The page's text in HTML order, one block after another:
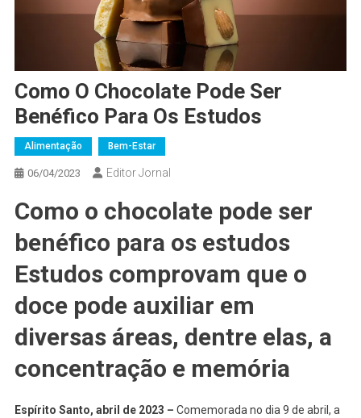
Como O Chocolate Pode Ser
Benéfico Para Os Estudos
Alimentação Bem-Estar
06/04/2023 Editor Jornal
Como o chocolate pode ser
benéfico para os estudos
Estudos comprovam que o
doce pode auxiliar em
diversas áreas, dentre elas, a
concentração e memória
Espírito Santo, abril de 2023 – Comemorada no dia 9 de abril, a